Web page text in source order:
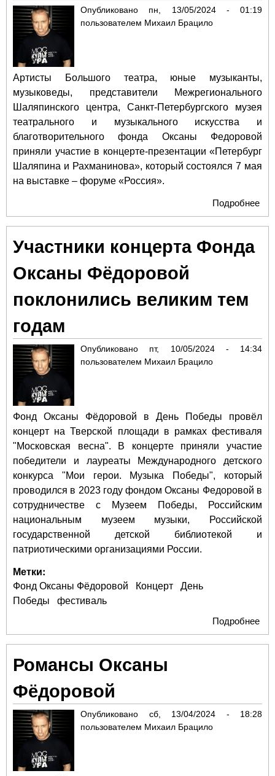
Опубликовано пн, 13/05/2024 - 01:19
пользователем Михаил Брацило
Артисты Большого театра, юные музыканты,
музыковеды, представители Межрегионального
Шаляпинского центра, Санкт-Петербургского музея
театрального и музыкального искусства и
благотворительного фонда Оксаны Федоровой
приняли участие в концерте-презентации «Петербург
Шаляпина и Рахманинова», который состоялся 7 мая
на выставке – форуме «Россия».
Подробнее
Участники концерта Фонда
Оксаны Фёдоровой
поклонились великим тем
годам
Опубликовано пт, 10/05/2024 - 14:34
пользователем Михаил Брацило
Фонд Оксаны Фёдоровой в День Победы провёл
концерт на Тверской площади в рамках фестиваля
"Московская весна". В концерте приняли участие
победители и лауреаты Международного детского
конкурса "Мои герои. Музыка Победы", который
проводился в 2023 году фондом Оксаны Федоровой в
сотрудничестве с Музеем Победы, Российским
национальным музеем музыки, Российской
государственной детской библиотекой и
патриотическими организациями России.
Метки:
Фонд Оксаны Фёдоровой Концерт
День
Победы
фестиваль
Подробнее
Романсы Оксаны
Фёдоровой
Опубликовано сб, 13/04/2024 - 18:28
пользователем Михаил Брацило